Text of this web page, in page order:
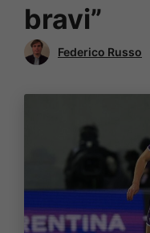
bravi”
Federico Russo